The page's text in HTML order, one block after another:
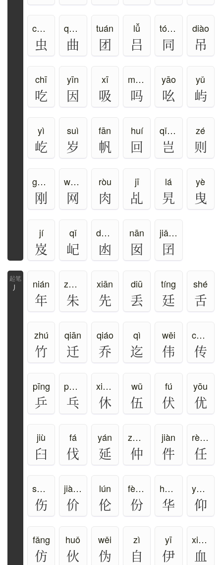
chóng、huǐ
虫
qū、qǔ
曲
tuán
团
lǚ
吕
tóng、tòng
同
diào
吊
chī
吃
yīn
因
xī
吸
má、mǎ、ma
吗
yāo
吆
yǔ
屿
yì
屹
suì
岁
fān
帆
huí
回
qǐ、kǎi
岂
zé
则
gāng
刚
wǎng
网
ròu
肉
jī
乩
lá
旯
yè
曳
jí
岌
qǐ
屺
dàng
凼
nān
囡
jiǎn、nān
囝
丿 nián
年
zhū、shú
朱
xiān
先
diū
丢
tíng
廷
shé
舌
zhú
竹
qiān
迁
qiáo
乔
qì
迄
wěi
伟
chuán、zhuàn
传
pīng
乒
pāng
乓
xiū、xǔ
休
wǔ
伍
fú
伏
yōu
优
jiù
臼
fá
伐
yán
延
zhòng
仲
jiàn
件
rèn、rén
任
shāng
伤
jià、jiè、jie
价
lún
伦
fèn、bīn
份
huá、huà、huā
华
yǎng、áng
仰
fǎng
仿
huǒ
伙
wěi
伪
zì
自
yī
伊
xiě、xuè
血